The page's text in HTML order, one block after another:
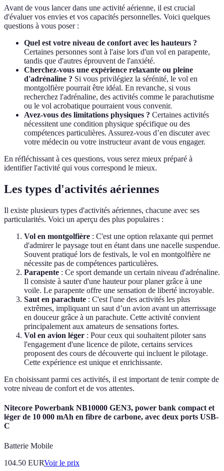
Avant de vous lancer dans une activité aérienne, il est crucial
d'évaluer vos envies et vos capacités personnelles. Voici quelques
questions à vous poser :
Quel est votre niveau de confort avec les hauteurs ?
Certaines personnes sont à l'aise lors d'un vol en parapente,
tandis que d'autres éprouvent de l'anxiété.
Cherchez-vous une expérience relaxante ou pleine
d'adrénaline ? Si vous privilégiez la sérénité, le vol en
montgolfière pourrait être idéal. En revanche, si vous
recherchez l'adrénaline, des activités comme le parachutisme
ou le vol acrobatique pourraient vous convenir.
Avez-vous des limitations physiques ? Certaines activités
nécessitent une condition physique spécifique ou des
compétences particulières. Assurez-vous d’en discuter avec
votre médecin ou votre instructeur avant de vous engager.
En réfléchissant à ces questions, vous serez mieux préparé à
identifier l'activité qui vous correspond le mieux.
Les types d'activités aériennes
Il existe plusieurs types d'activités aériennes, chacune avec ses
particularités. Voici un aperçu des plus populaires :
Vol en montgolfière : C'est une option relaxante qui permet
d'admirer le paysage tout en étant dans une nacelle suspendue.
Souvent pratiqué lors de festivals, le vol en montgolfière ne
nécessite pas de compétences particulières.
Parapente : Ce sport demande un certain niveau d'adrénaline.
Il consiste à sauter d'une hauteur pour planer grâce à une
voile. Le parapente offre une sensation de liberté incroyable.
Saut en parachute : C'est l'une des activités les plus
extrêmes, impliquant un saut d’un avion avant un atterrissage
en douceur grâce à un parachute. Cette activité convient
principalement aux amateurs de sensations fortes.
Vol en avion léger : Pour ceux qui souhaitent piloter sans
l'engagement d'une licence de pilote, certains services
proposent des cours de découverte qui incluent le pilotage.
Cette expérience est unique et enrichissante.
En choisissant parmi ces activités, il est important de tenir compte de
votre niveau de confort et de vos attentes.
Nitecore Powerbank NB10000 GEN3, power bank compact et
léger de 10 000 mAh en fibre de carbone, avec deux ports USB-
C
Batterie Mobile
104.50 EURVoir le prix